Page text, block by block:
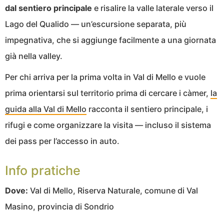
dal sentiero principale e risalire la valle laterale verso il
Lago del Qualido — un’escursione separata, più
impegnativa, che si aggiunge facilmente a una giornata
già nella valley.
Per chi arriva per la prima volta in Val di Mello e vuole
prima orientarsi sul territorio prima di cercare i càmer, la
guida alla Val di Mello racconta il sentiero principale, i
rifugi e come organizzare la visita — incluso il sistema
dei pass per l’accesso in auto.
Info pratiche
Dove: Val di Mello, Riserva Naturale, comune di Val
Masino, provincia di Sondrio